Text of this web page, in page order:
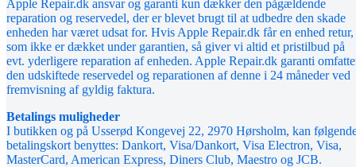
Apple Repair.dk ansvar og garanti kun dækker den pågældende
reparation og reservedel, der er blevet brugt til at udbedre den skade
enheden har været udsat for. Hvis Apple Repair.dk får en enhed retur,
som ikke er dækket under garantien, så giver vi altid et pristilbud på
evt. yderligere reparation af enheden. Apple Repair.dk garanti
den udskiftede reservedel og reparationen af denne i 24 måneder ved
fremvisning af gyldig faktura.
Betalings muligheder
I butikken og på Usserød Kongevej 22, 2970 Hørsholm, kan
betalingskort benyttes: Dankort, Visa/Dankort, Visa Electron, Visa,
MasterCard, American Express, Diners Club, Maestro og JCB.